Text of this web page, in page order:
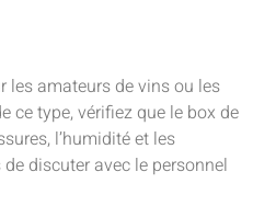
les amateurs de vins ou les
ce type, vérifiez que le box de
l’humidité et les
discuter avec le personnel